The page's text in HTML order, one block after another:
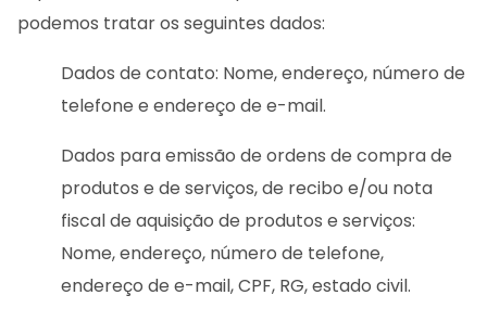
podemos tratar os seguintes dados:
Dados de contato: Nome, endereço, número de
telefone e endereço de e-mail.
Dados para emissão de ordens de compra de
produtos e de serviços, de recibo e/ou nota
fiscal de aquisição de produtos e serviços:
Nome, endereço, número de telefone,
endereço de e-mail, CPF, RG, estado civil.